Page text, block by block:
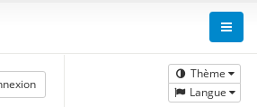
Thème
Langue